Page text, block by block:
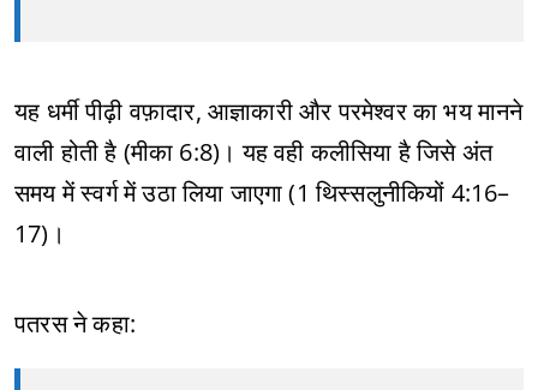
यह धर्मी पीढ़ी वफ़ादार, आज्ञाकारी और परमेश्वर का भय मानने
वाली होती है (मीका 6:8)। यह वही कलीसिया है जिसे अंत
समय में स्वर्ग में उठा लिया जाएगा (1 थिस्सलुनीकियों 4:16–
17)।
पतरस ने कहा: